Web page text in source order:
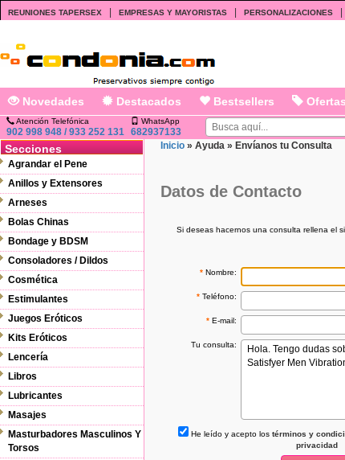
REUNIONES TAPERSEX EMPRESAS Y MAYORISTAS PERSONALIZACIONES
Novedades Destacados Bestsellers Ofertas
Atención Telefónica
902 998 948 / 933 252 131
WhatsApp
682937133
Secciones
Agrandar el Pene
Anillos y Extensores
Arneses
Bolas Chinas
Bondage y BDSM
Consoladores / Dildos
Cosmética
Estimulantes
Juegos Eróticos
Kits Eróticos
Lencería
Libros
Lubricantes
Masajes
Masturbadores Masculinos Y
Torsos
Inicio » Ayuda » Envíanos tu Consulta
Datos de Contacto
Si deseas hacernos una consulta rellena el
* Nombre:
* Teléfono:
* E-mail:
Tu consulta:
He leído y acepto los términos y
privacidad